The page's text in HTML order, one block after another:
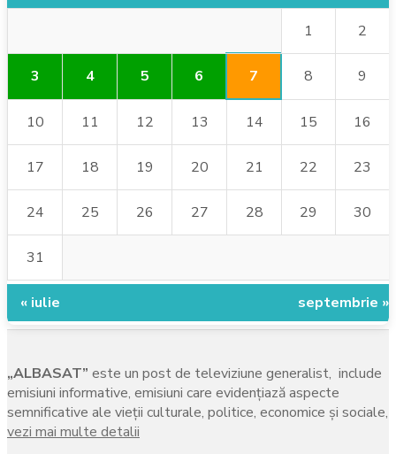
1 2
3 4 5 6 7 8 9
10 11 12 13 14 15 16
17 18 19 20 21 22 23
24 25 26 27 28 29 30
31
« iulie septembrie »
„ALBASAT” este un post de televiziune generalist, include
emisiuni informative, emisiuni care evidenţiază aspecte
semnificative ale vieţii culturale, politice, economice şi sociale,
vezi mai multe detalii